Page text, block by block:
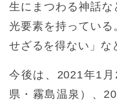
生にまつわる神話
光要素を持ってい
せざるを得ない」な
今後は、2021年1
県・霧島温泉）、